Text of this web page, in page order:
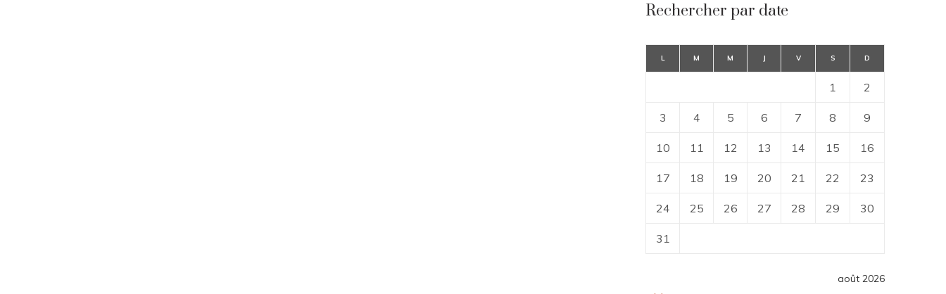
Rechercher par date
août 2026
L M M J V S D
1 2
3 4 5 6 7 8 9
10 11 12 13 14 15 16
17 18 19 20 21 22 23
24 25 26 27 28 29 30
31